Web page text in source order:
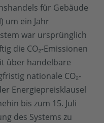
für Gebäude
) um ein Jahr
war ursprünglich
die CO₂-Emissionen
über handelbare
nationale CO₂-
Energiepreisklausel
bis zum 15. Juli
des Systems zu